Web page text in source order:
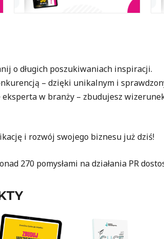
o długich poszukiwaniach inspiracji.
– dzięki unikalnym i
eksperta w branży – zbudujesz
i rozwój swojego biznesu już dziś!
270 pomysłami na działania PR